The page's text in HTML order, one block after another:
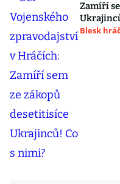
Zamíří
Blesk